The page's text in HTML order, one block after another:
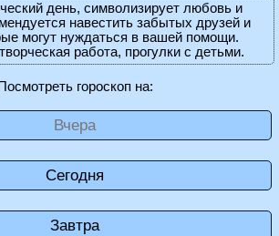
день, символизирует любовь и
навестить забытых друзей и
могут нуждаться в вашей помощи.
работа, прогулки с детьми.
Посмотреть гороскоп на:
Вчера
Сегодня
Завтра